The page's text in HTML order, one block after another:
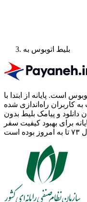
بلیط اتوبوس به
است. پایانه از ابتدا با
کاربران راه‌اندازی شده
دانلود و پیامک بلیط بدون
برای بهبود کیفیت سفر